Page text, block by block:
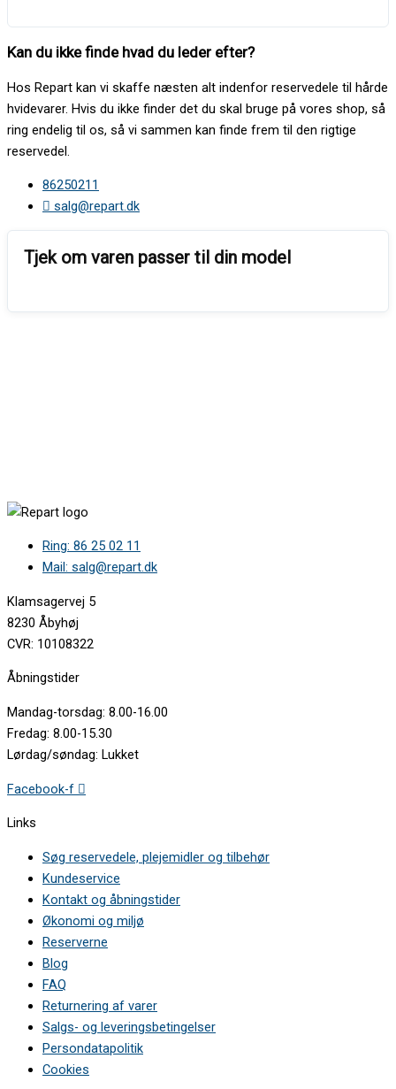
Kan du ikke finde hvad du leder efter?
Hos Repart kan vi skaffe næsten alt indenfor reservedele til hårde
hvidevarer. Hvis du ikke finder det du skal bruge på vores shop, så
ring endelig til os, så vi sammen kan finde frem til den rigtige
reservedel.
86250211
salg@repart.dk
Ring: 86 25 02 11
Mail: salg@repart.dk
Klamsagervej 5
8230 Åbyhøj
CVR: 10108322
Åbningstider
Mandag-torsdag: 8.00-16.00
Fredag: 8.00-15.30
Lørdag/søndag: Lukket
Facebook-f
Links
Søg reservedele, plejemidler og tilbehør
Kundeservice
Kontakt og åbningstider
Økonomi og miljø
Reserverne
Blog
FAQ
Returnering af varer
Salgs- og leveringsbetingelser
Persondatapolitik
Cookies